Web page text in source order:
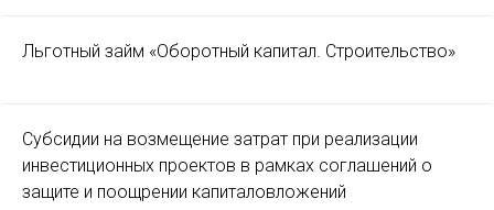
Льготный займ «Оборотный капитал. Строительство»
Субсидии на возмещение затрат при реализации
инвестиционных проектов в рамках соглашений о
защите и поощрении капиталовложений